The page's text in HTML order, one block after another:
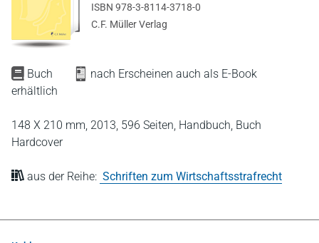
Buch
nach Erscheinen auch als E-Book
erhältlich
148 X 210 mm, 2013, 596 Seiten, Handbuch, Buch
Hardcover
aus der Reihe: Schriften zum Wirtschaftsstrafrecht
ISBN 978-3-8114-3718-0
C.F. Müller Verlag